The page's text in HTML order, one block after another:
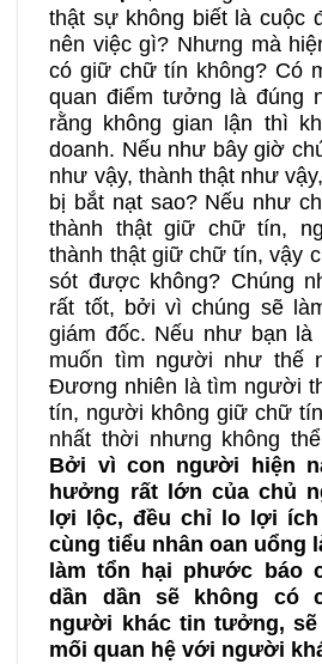
thật sự không biết là cuộc
nên việc gì? Nhưng mà
có giữ chữ tín không? Có
quan điểm tưởng là đúng
rằng không gian lận thì
doanh. Nếu như bây giờ
như vậy, thành thật như
bị bắt nạt sao? Nếu như
thành thật giữ chữ tín,
thành thật giữ chữ tín, vậy
sót được không? Chúng
rất tốt, bởi vì chúng sẽ
giám đốc. Nếu như bạn là
muốn tìm người như thế
Đương nhiên là tìm người
tín, người không giữ chữ
nhất thời nhưng không
Bởi vì con người hiện
hưởng rất lớn của chủ
lợi lộc, đều chỉ lo lợi
cùng tiểu nhân oan uổng
làm tổn hại phước báo
dần dần sẽ không có
người khác tin tưởng,
mối quan hệ với người